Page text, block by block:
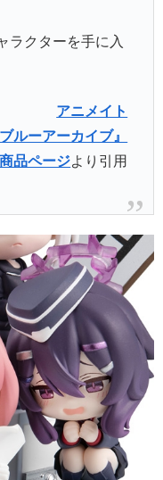
ラクターを手に入
アニメイト
ルーアーカイブ』
商品ページより引用